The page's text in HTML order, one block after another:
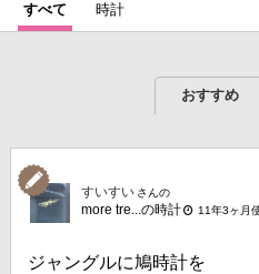
すべて 時計
おすすめ
すいすい さんの
more tre...の時計 11年3ヶ月
ジャングルに鳩時計を